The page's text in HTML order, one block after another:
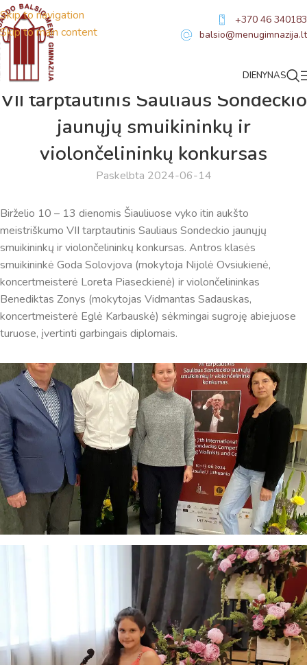
Skip to navigation
Skip to main content
+370 46 340183
balsio@menugimnazija.lt
DIENYNAS
VII tarptautinis Sauliaus Sondeckio
jaunųjų smuikininkų ir
violončelininkų konkursas
Paskelbta 2024-06-14
Birželio 10 – 13 dienomis Šiauliuose vyko itin aukšto
meistriškumo VII tarptautinis Sauliaus Sondeckio jaunųjų
smuikininkų ir violončelininkų konkursas. Antros klasės
smuikininkė Goda Solovjova (mokytoja Nijolė Ovsiukienė,
koncertmeisterė Loreta Piaseckienė) ir violončelininkas
Benediktas Zonys (mokytojas Vidmantas Sadauskas,
koncertmeisterė Eglė Karbauskė) sėkmingai sugroję abiejuose
turuose, įvertinti garbingais diplomais.
Virtualus asistentas E. Balsio gimnazijos DI
Sveiki! Taip, aš esu virtualus. Tačiau dirbtinis intelektas
dar tobulai atsimenu visą šioje svetainėje pateiktą
informaciją. Jei visgi man pritrūks išmanumo - pateiksiu
Jums reikiamus kontaktus, kur galėsite pasiklausti
atsakingo specialisto.
Taigi... kuo galėčiau Jums padėti?